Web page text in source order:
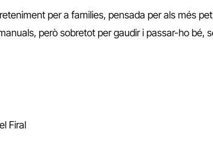
per a families, pensada per als més
però sobretot per gaudir i passar-ho bé,
Firal